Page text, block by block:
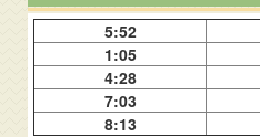
5:52
1:05
4:28
7:03
8:13